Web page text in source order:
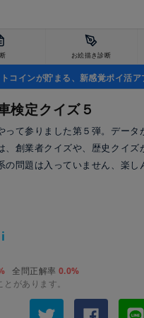
お絵描き診断
コインが貯まる、新感覚ポイ活
検定クイズ５
って参りました第５弾。デー
、創業者クイズや、歴史クイ
の問題は入っていません、楽
全問正解率 0.0%
があります。